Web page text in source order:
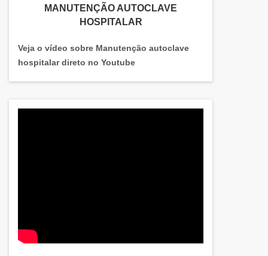
MANUTENÇÃO AUTOCLAVE
HOSPITALAR
Veja o vídeo sobre Manutenção autoclave
hospitalar direto no Youtube